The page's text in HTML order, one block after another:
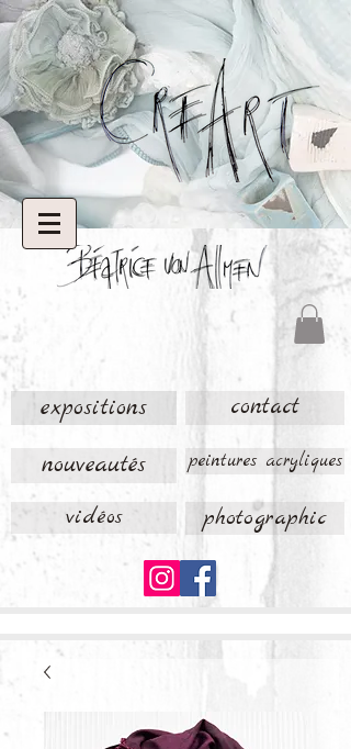
expositions contact
nouveautés peintures acryliques
vidéos photographic